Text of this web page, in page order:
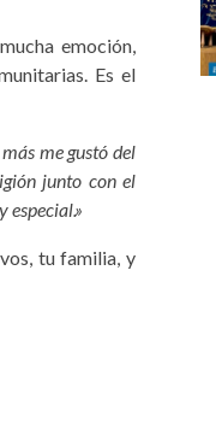
emoción,
Es el
me gustó del
junto con el
especial.»
tu familia, y